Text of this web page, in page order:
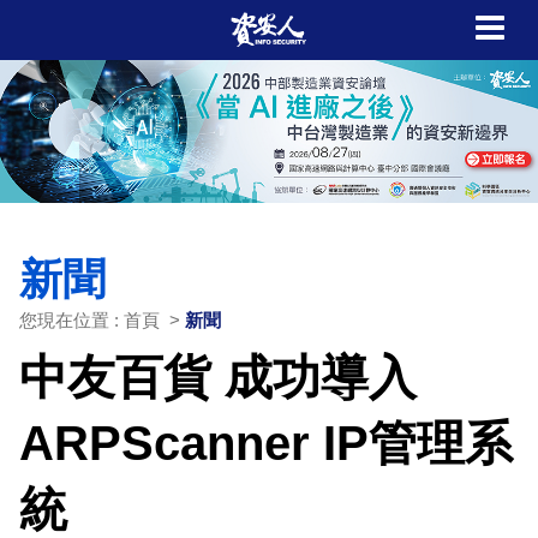
新聞
您現在位置 : 首頁 > 新聞
中友百貨 成功導入
ARPScanner IP管理系
統